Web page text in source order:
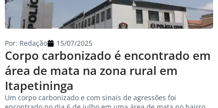
Corpo carbonizado é encontrado em
área de mata na zona rural em
Itapetininga
Por: Redação 15/07/2025
Um corpo carbonizado e com sinais de agressões foi